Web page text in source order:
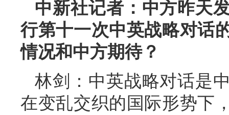
中新社记者：中方昨天
行第十一次中英战略对话
情况和中方期待？
林剑：中英战略对话是
在变乱交织的国际形势下